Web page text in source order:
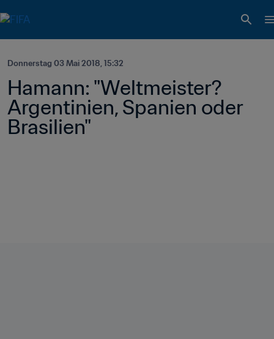
Donnerstag 03 Mai 2018, 15:32
Hamann: "Weltmeister?
Argentinien, Spanien oder
Brasilien"